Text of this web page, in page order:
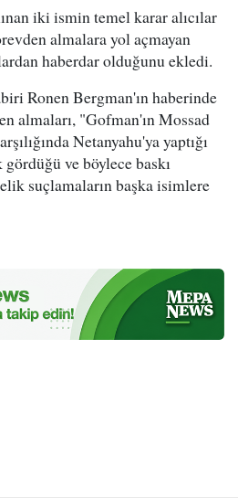
iki ismin temel karar alıcılar
almalara yol açmayan
haberdar olduğunu ekledi.
Ronen Bergman'ın haberinde
almaları, "Gofman'ın Mossad
Netanyahu'ya yaptığı
ve böylece baskı
suçlamaların başka isimlere